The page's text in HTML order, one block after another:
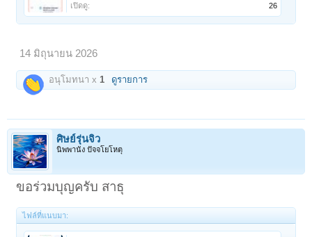
เปิดดู:
26
14 มิถุนายน 2026
อนุโมทนา x 1 ดูรายการ
ศิษย์รุ่นจิ๋ว
นิพพานัง ปัจจโยโหตุ
ขอร่วมบุญครับ สาธุ
ไฟล์ที่แนบมา: